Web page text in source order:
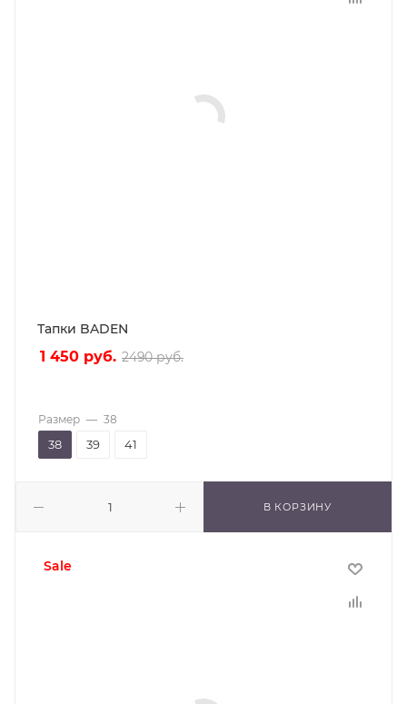
Тапки BADEN
1 450 руб. 2490руб.
В КОРЗИНУ
Размер — 38
38 39 41
sale